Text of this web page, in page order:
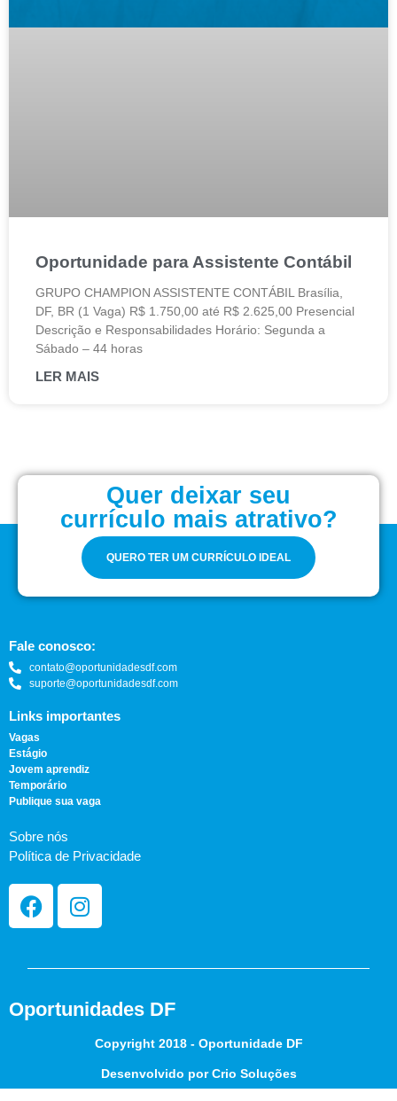
Oportunidade para Assistente Contábil
GRUPO CHAMPION ASSISTENTE CONTÁBIL Brasília,
DF, BR (1 Vaga) R$ 1.750,00 até R$ 2.625,00 Presencial
Descrição e Responsabilidades Horário: Segunda a
Sábado – 44 horas
LER MAIS
Quer deixar seu
currículo mais atrativo?
QUERO TER UM CURRÍCULO IDEAL
Fale conosco:
contato@oportunidadesdf.com
suporte@oportunidadesdf.com
Links importantes
Vagas
Estágio
Jovem aprendiz
Temporário
Publique sua vaga
Sobre nós
Política de Privacidade
Oportunidades DF
Copyright 2018 - Oportunidade DF
Desenvolvido por Crio Soluções